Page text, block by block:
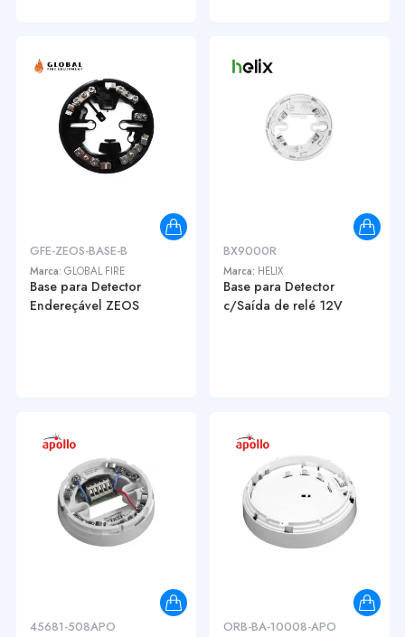
GFE-ZEOS-BASE-B
Marca: GLOBAL FIRE
Base para Detector
Endereçável ZEOS
BX9000R
Marca: HELIX
Base para Detector
c/Saída de relé 12V
45681-508APO ORB-BA-10008-APO